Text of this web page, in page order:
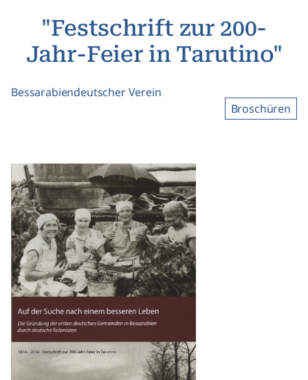
"Festschrift zur 200-
Jahr-Feier in Tarutino"
Bessarabiendeutscher Verein
Broschüren